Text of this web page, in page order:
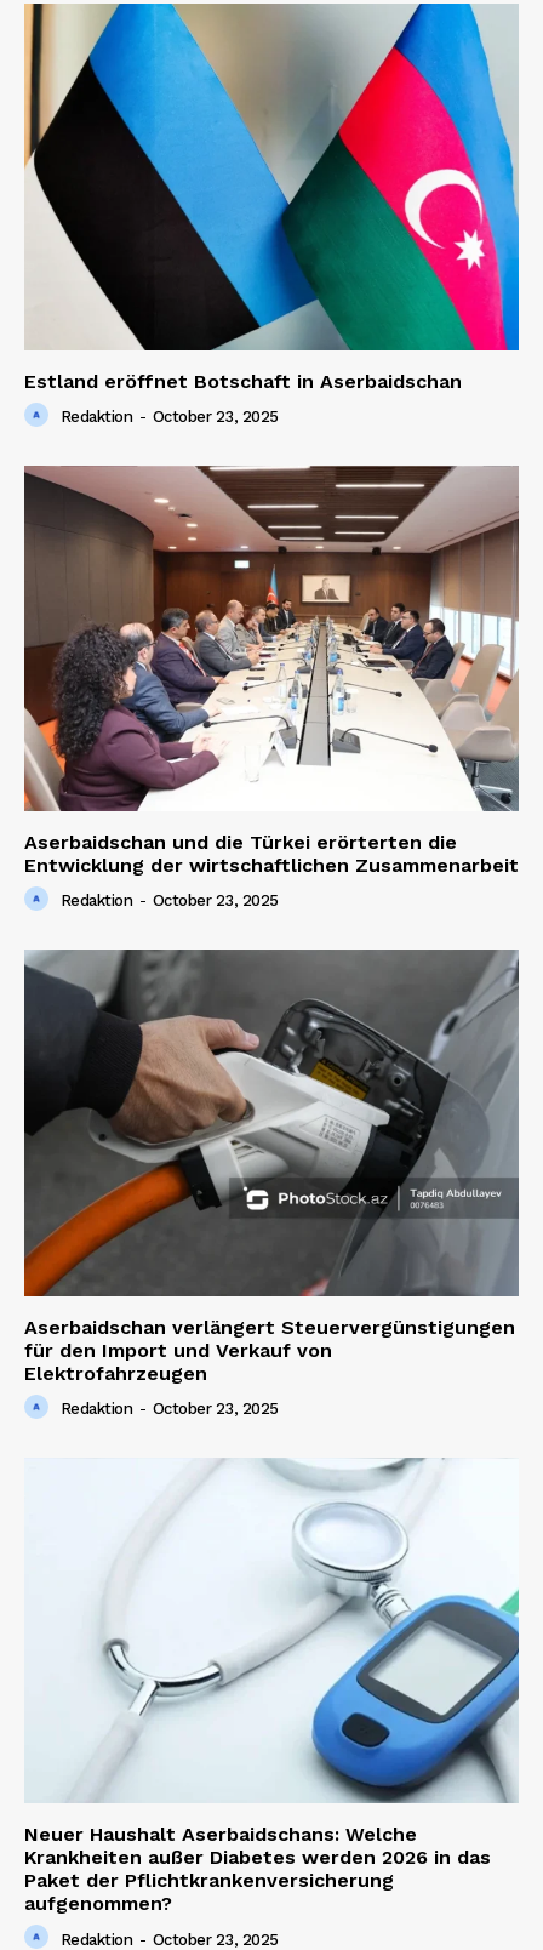
News Week
Magazine PRO
SUBSCRIBE NOW
Company
About us
Estland eröffnet Botschaft in Aserbaidschan
Redaktion - October 23, 2025
Aserbaidschan und die Türkei erörterten die
Entwicklung der wirtschaftlichen Zusammenarbeit
Redaktion - October 23, 2025
Aserbaidschan verlängert Steuervergünstigungen
für den Import und Verkauf von
Elektrofahrzeugen
Redaktion - October 23, 2025
Neuer Haushalt Aserbaidschans: Welche
Krankheiten außer Diabetes werden 2026 in das
Paket der Pflichtkrankenversicherung
aufgenommen?
Redaktion - October 23, 2025